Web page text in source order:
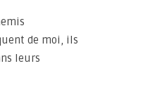
de moi, ils
leurs